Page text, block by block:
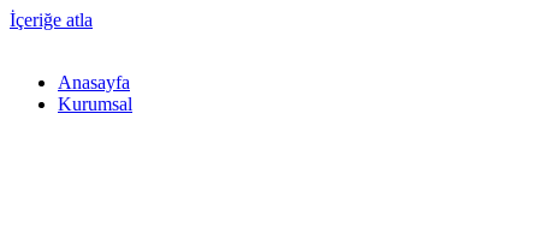
İçeriğe atla
Anasayfa
Kurumsal